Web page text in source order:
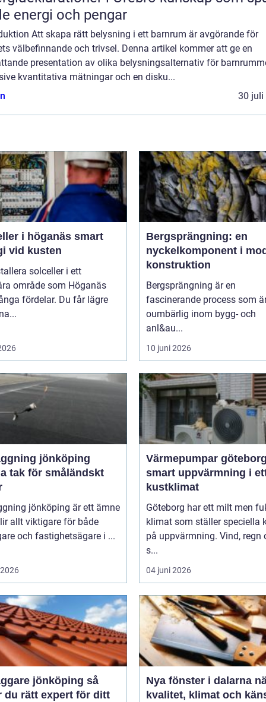
energi och pengar
Att skapa rätt belysning i ett barnrum är avgörande för
välbefinnande och trivsel. Denna artikel kommer att ge en
presentation av olika belysningsalternativ för
kvantitativa mätningar och en disku...
30 juli
i höganäs smart
vid kusten
solceller i ett
område som Höganäs
fördelar. Du får lägre
Bergsprängning: en
nyckelkomponent i
konstruktion
Bergsprängning är en
fascinerande process som
oumbärlig inom bygg- och
anl&au...
10 juni 2026
jönköping
tak för småländskt
jönköping är ett ämne
allt viktigare för både
och fastighetsägare i ...
Värmepumpar
smart uppvärmning i
kustklimat
Göteborg har ett milt men
klimat som ställer speciella
på uppvärmning. Vind, regn
s...
04 juni 2026
jönköping så
du rätt expert för ditt
Nya fönster i dalarna när
kvalitet, klimat och